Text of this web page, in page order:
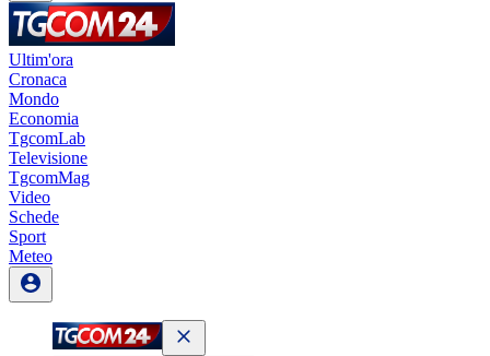
Ultim'ora
Cronaca
Mondo
Economia
TgcomLab
Televisione
TgcomMag
Video
Schede
Sport
Meteo